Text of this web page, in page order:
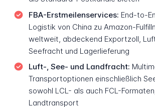
FBA-Erstmeilenservices: End-to-
Logistik von China zu Amazon-
weltweit, abdeckend Exportzoll,
Seefracht und Lagerlieferung
Luft-, See- und Landfracht:
Transportoptionen einschließlich
sowohl LCL- als auch FCL-
Landtransport